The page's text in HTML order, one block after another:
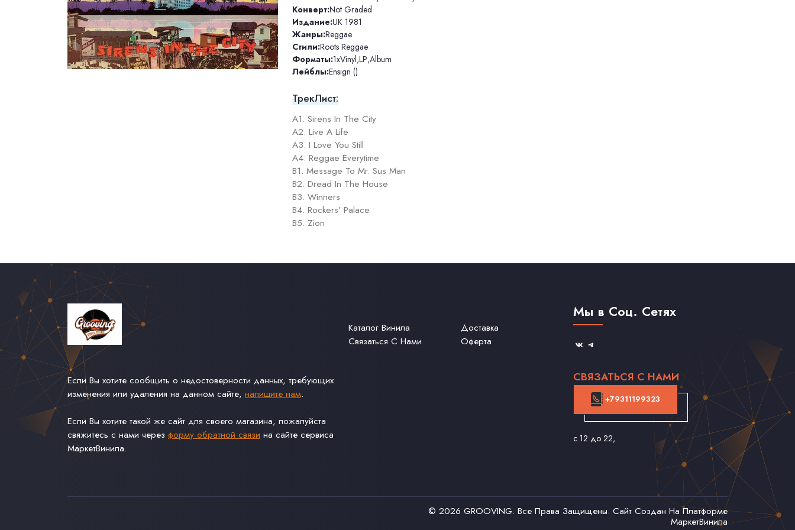
Конверт:Not Graded
Издание:UK 1981
Жанры:Reggae
Стили:Roots Reggae
Форматы:1xVinyl,LP,Album
Лейблы:Ensign ()
ТрекЛист:
A1. Sirens In The City
A2. Live A Life
A3. I Love You Still
A4. Reggae Everytime
B1. Message To Mr. Sus Man
B2. Dread In The House
B3. Winners
B4. Rockers' Palace
B5. Zion
Если Вы хотите сообщить о недостоверности данных, требующих
изменения или удаления на данном сайте, напишите нам.
Если Вы хотите такой же сайт для своего магазина, пожалуйста
свяжитесь с нами через форму обратной связи на сайте сервиса
МаркетВинила.
Каталог Винила
Связаться С Нами
Доставка
Оферта
Мы в Соц. Сетях
СВЯЗАТЬСЯ С НАМИ
+79311199323
с 12 до 22,
© 2026 GROOVING. Все Права Защищены. Сайт Создан На Платформе
МаркетВинила